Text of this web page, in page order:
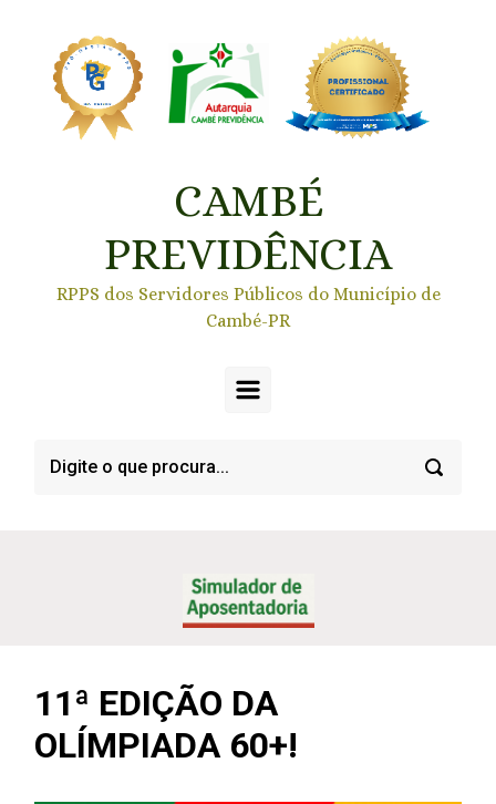
CAMBÉ
PREVIDÊNCIA
RPPS dos Servidores Públicos do Município de
Cambé-PR
11ª EDIÇÃO DA
OLÍMPIADA 60+!